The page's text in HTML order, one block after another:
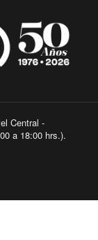
Central -
a 18:00 hrs.).